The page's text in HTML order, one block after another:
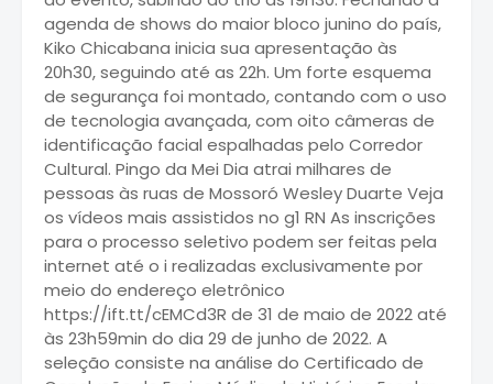
agenda de shows do maior bloco junino do país,
Kiko Chicabana inicia sua apresentação às
20h30, seguindo até as 22h. Um forte esquema
de segurança foi montado, contando com o uso
de tecnologia avançada, com oito câmeras de
identificação facial espalhadas pelo Corredor
Cultural. Pingo da Mei Dia atrai milhares de
pessoas às ruas de Mossoró Wesley Duarte Veja
os vídeos mais assistidos no g1 RN As inscrições
para o processo seletivo podem ser feitas pela
internet até o i realizadas exclusivamente por
meio do endereço eletrônico
https://ift.tt/cEMCd3R de 31 de maio de 2022 até
às 23h59min do dia 29 de junho de 2022. A
seleção consiste na análise do Certificado de